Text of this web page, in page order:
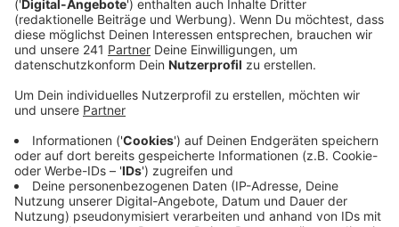
Veröffentlicht:Dienstag, 22.07.2025 16:04
Anzeige
Stadt spielen wieder auf der Bühne vor dem Topos. Zu
hören gibt es Musikrichtungen wie Deutschrock, Jazz
und Blues. In diesem Jahr gibt es neben Currywurst
und Reibekuchen auch zum ersten Mal einen Eiswagen.